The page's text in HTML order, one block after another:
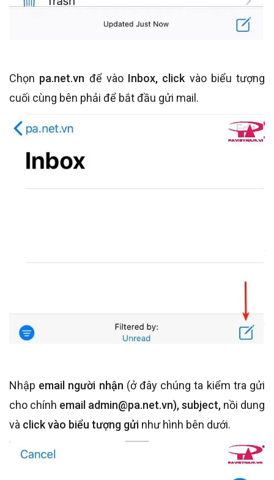
Chọn pa.net.vn để vàoInbox, clickvào biểu tượng
cuối cùng bên phải để bắt đầu gửi mail.
Nhập email người nhận (ở đây chúng ta kiểm tra gửi
cho chính email admin@pa.net.vn), subject, nồi dung
và click vào biểu tượng gửi như hình bên dưới.